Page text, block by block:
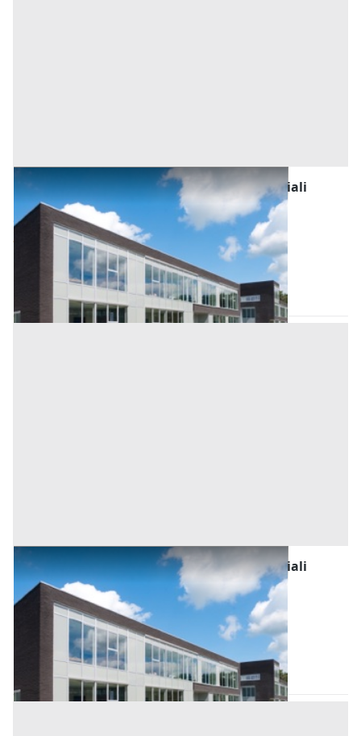
Fabbricati Costruiti per Esigenze Commerciali
all'asta a Conselve
Conselve (Padova)
Offerta minima
21.000 € 28.000 €
Codice asta:fc334af9
06/10/2026
Fabbricati Costruiti per Esigenze Commerciali
all'asta a Conselve
Conselve (Padova)
Offerta minima
18.000 € 24.000 €
Codice asta:06bd7114
06/10/2026